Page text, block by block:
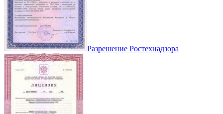
Разрешение Ростехнадзора